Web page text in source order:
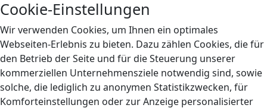
Cookie-Einstellungen
Wir verwenden Cookies, um Ihnen ein optimales
Webseiten-Erlebnis zu bieten. Dazu zählen Cookies, die für
den Betrieb der Seite und für die Steuerung unserer
kommerziellen Unternehmensziele notwendig sind, sowie
solche, die lediglich zu anonymen Statistikzwecken, für
Komforteinstellungen oder zur Anzeige personalisierter